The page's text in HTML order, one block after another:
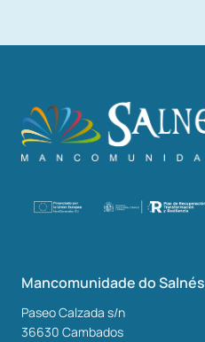
Mancomunidade do Salnés
Paseo Calzada s/n
36630 Cambados